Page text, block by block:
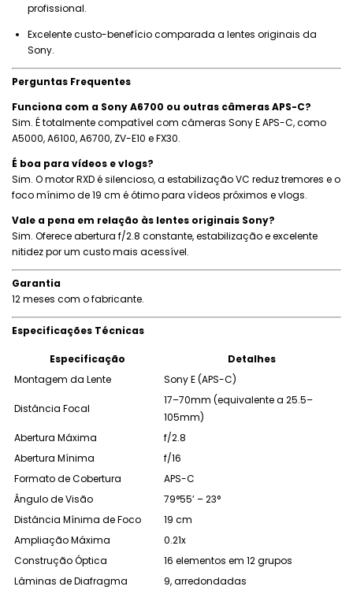
profissional.
Excelente custo-benefício comparada a lentes originais da
Sony.
Perguntas Frequentes
Funciona com a Sony A6700 ou outras câmeras APS-C?
Sim. É totalmente compatível com câmeras Sony E APS-C, como
A5000, A6100, A6700, ZV-E10 e FX30.
É boa para vídeos e vlogs?
Sim. O motor RXD é silencioso, a estabilização VC reduz tremores e o
foco mínimo de 19 cm é ótimo para vídeos próximos e vlogs.
Vale a pena em relação às lentes originais Sony?
Sim. Oferece abertura f/2.8 constante, estabilização e excelente
nitidez por um custo mais acessível.
Garantia
12 meses com o fabricante.
Especificações Técnicas
Especificação
Detalhes
Montagem da Lente
Sony E (APS-C)
Distância Focal
17–70mm (equivalente a 25.5–
105mm)
Abertura Máxima
f/2.8
Abertura Mínima
f/16
Formato de Cobertura
APS-C
Ângulo de Visão
79°55’ – 23°
Distância Mínima de Foco
19 cm
Ampliação Máxima
0.21x
Construção Óptica
16 elementos em 12 grupos
Lâminas de Diafragma
9, arredondadas